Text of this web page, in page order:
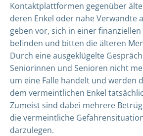
Kontaktplattformen gegenüber
deren Enkel oder nahe Verwandte
geben vor, sich in einer
befinden und bitten die älteren
Durch eine ausgeklügelte
Seniorinnen und Senioren nicht
um eine Falle handelt und werden
dem vermeintlichen Enkel
Zumeist sind dabei mehrere
die vermeintliche
darzulegen.